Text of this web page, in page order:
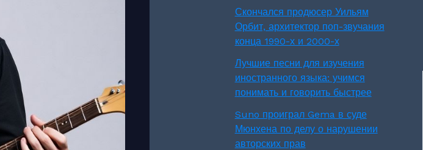
Скончался продюсер Уильям
Орбит, архитектор поп-звучания
конца 1990-х и 2000-х
Лучшие песни для изучения
иностранного языка: учимся
понимать и говорить быстрее
Suno проиграл Gema в суде
Мюнхена по делу о нарушении
авторских прав